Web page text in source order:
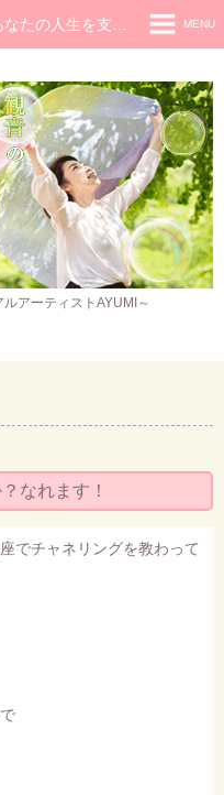
アーティストAYUMI～
MENU
チューメント
なれます！
でチャネリングを教わって